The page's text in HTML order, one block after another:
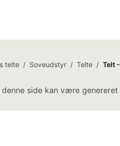
telte / Soveudstyr / Telte / Telt
side kan være